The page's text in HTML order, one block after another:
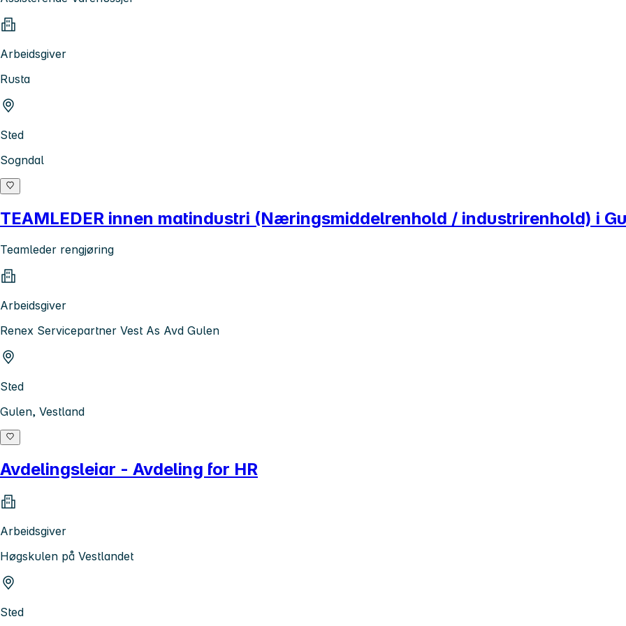
Arbeidsgiver
Rusta
Sted
Sogndal
TEAMLEDER innen matindustri (Næringsmiddelrenhold / industrirenhold) i
Teamleder rengjøring
Arbeidsgiver
Renex Servicepartner Vest As Avd Gulen
Sted
Gulen, Vestland
Avdelingsleiar - Avdeling for HR
Arbeidsgiver
Høgskulen på Vestlandet
Sted